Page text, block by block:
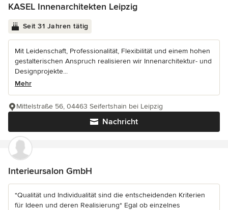
KASEL Innenarchitekten Leipzig
Seit 31 Jahren tätig
Mit Leidenschaft, Professionalität, Flexibilität und einem hohen
gestalterischen Anspruch realisieren wir Innenarchitektur- und
Designprojekte...
Mehr
Nachricht
Mittelstraße 56, 04463 Seifertshain bei Leipzig
Interieursalon GmbH
*Qualität und Individualität sind die entscheidenden Kriterien
für Ideen und deren Realisierung* Egal ob einzelnes